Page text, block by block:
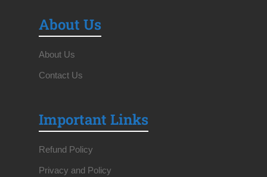
About Us
About Us
Contact Us
Important Links
Refund Policy
Privacy and Policy